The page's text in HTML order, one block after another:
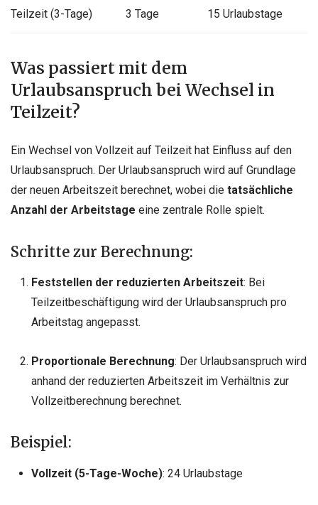
Teilzeit (3-Tage) 3 Tage 15 Urlaubstage
Was passiert mit dem
Urlaubsanspruch bei Wechsel in
Teilzeit?
Ein Wechsel von Vollzeit auf Teilzeit hat Einfluss auf den
Urlaubsanspruch. Der Urlaubsanspruch wird auf Grundlage
der neuen Arbeitszeit berechnet, wobei die tatsächliche
Anzahl der Arbeitstage eine zentrale Rolle spielt.
Schritte zur Berechnung:
Feststellen der reduzierten Arbeitszeit: Bei
Teilzeitbeschäftigung wird der Urlaubsanspruch pro
Arbeitstag angepasst.
Proportionale Berechnung: Der Urlaubsanspruch wird
anhand der reduzierten Arbeitszeit im Verhältnis zur
Vollzeitberechnung berechnet.
Beispiel:
Vollzeit (5-Tage-Woche): 24 Urlaubstage